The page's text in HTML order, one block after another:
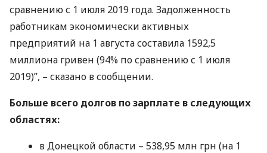
сравнению с 1 июля 2019 года. Задолженность
работникам экономически активных
предприятий на 1 августа составила 1592,5
миллиона гривен (94% по сравнению с 1 июля
2019)”, – сказано в сообщении.
Больше всего долгов по зарплате в следующих
областях:
в Донецкой области – 538,95 млн грн (на 1